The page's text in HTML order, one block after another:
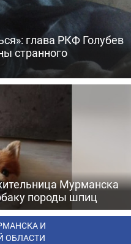
глава РКФ Голубев
странного
Мурманска
породы шпиц
И
ОБЛАСТИ